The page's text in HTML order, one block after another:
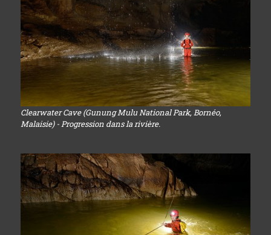
Clearwater Cave (Gunung Mulu National Park, Bornéo,
Malaisie) - Progression dans la rivière.